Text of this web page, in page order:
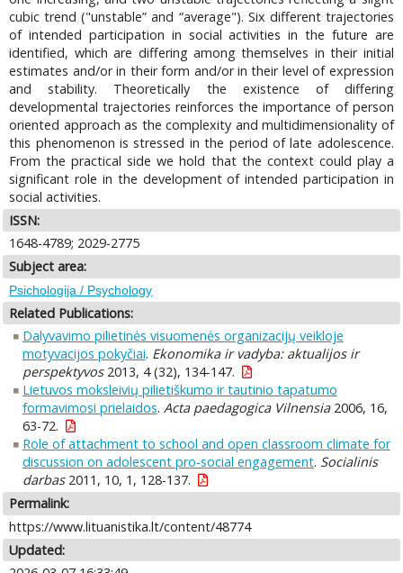
cubic trend ("unstable” and “average"). Six different trajectories
of intended participation in social activities in the future are
identified, which are differing among themselves in their initial
estimates and/or in their form and/or in their level of expression
and stability. Theoretically the existence of differing
developmental trajectories reinforces the importance of person
oriented approach as the complexity and multidimensionality of
this phenomenon is stressed in the period of late adolescence.
From the practical side we hold that the context could play a
significant role in the development of intended participation in
social activities.
ISSN:
1648-4789; 2029-2775
Subject area:
Psichologija / Psychology
Related Publications:
Dalyvavimo pilietinės visuomenės organizacijų veikloje
motyvacijos pokyčiai. Ekonomika ir vadyba: aktualijos ir
perspektyvos2013, 4 (32), 134-147.
Lietuvos moksleivių pilietiškumo ir tautinio tapatumo
formavimosi prielaidos. Acta paedagogica Vilnensia2006, 16,
63-72.
Role of attachment to school and open classroom climate for
discussion on adolescent pro-social engagement. Socialinis
darbas2011, 10, 1, 128-137.
Permalink:
https://www.lituanistika.lt/content/48774
Updated: